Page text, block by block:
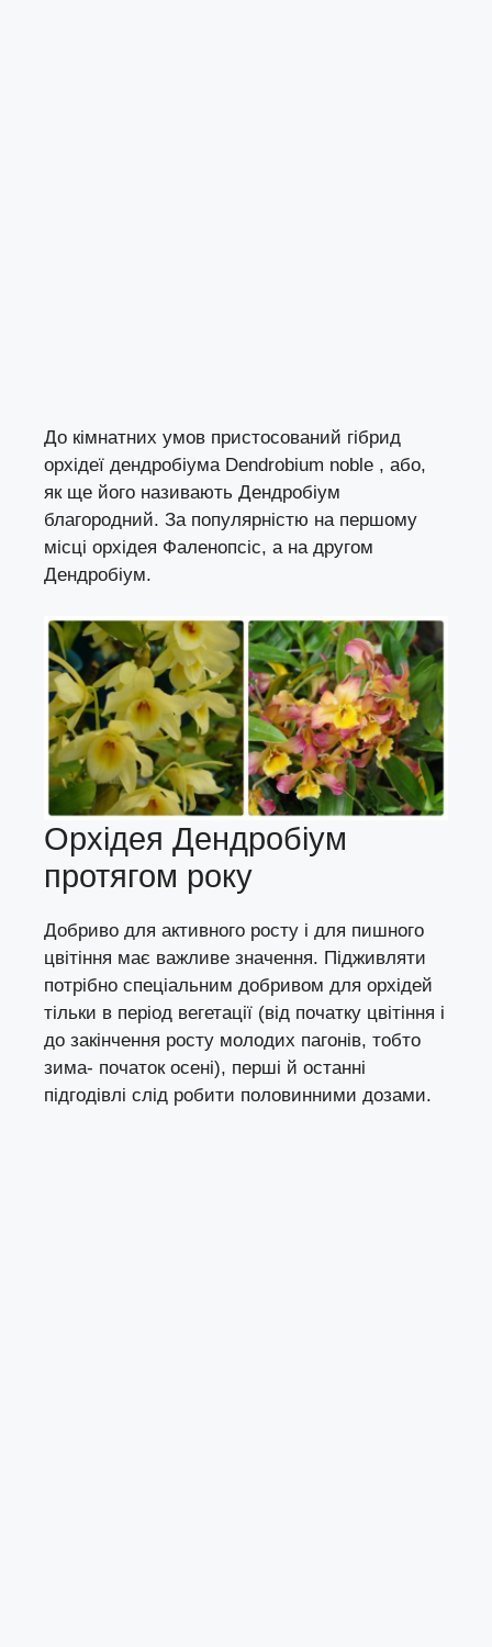
До кімнатних умов пристосований гібрид
орхідеї дендробіума Dendrobium noble , або,
як ще його називають Дендробіум
благородний. За популярністю на першому
місці орхідея Фаленопсіс, а на другом
Дендробіум.
Орхідея Дендробіум
протягом року
Добриво для активного росту і для пишного
цвітіння має важливе значення. Підживляти
потрібно спеціальним добривом для орхідей
тільки в період вегетації (від початку цвітіння і
до закінчення росту молодих пагонів, тобто
зима- початок осені), перші й останні
підгодівлі слід робити половинними дозами.